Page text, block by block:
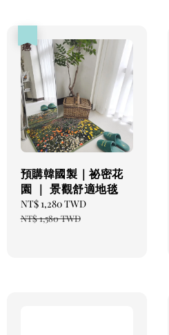
預購韓國製｜祕密花
園 ｜ 景觀舒適地毯
Sale
price
NT$ 1,280 TWD
NT$ 1,580 TWD